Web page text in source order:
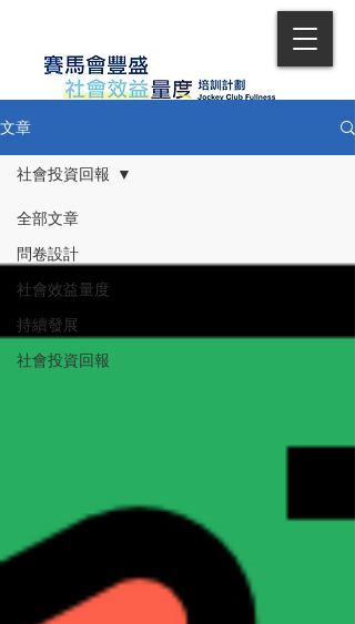
文章
全部文章
問卷設計
社會效益量度
持續發展
社會投資回報
社會投資回報